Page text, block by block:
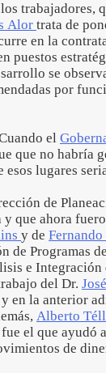
trabajadores,
Alor trata de
en la
puestos
se
por
el
que no habría
esos lugares
de
que ahora
y de
de Programas
e
del Dr.
y en la anterior
Alberto
el que ayudó
de